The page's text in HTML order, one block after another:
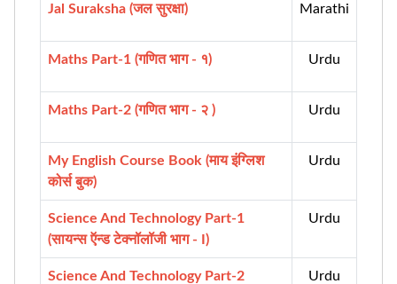
Jal Suraksha (जल सुरक्षा) Marathi
Maths Part-1 (गणित भाग - १) Urdu
Maths Part-2 (गणित भाग - २ ) Urdu
My English Course Book (माय इंग्लिश
कोर्स बुक)
Urdu
Science And Technology Part-1
(सायन्स ऍन्ड टेक्नॉलॉजी भाग - I)
Urdu
Science And Technology Part-2
Urdu